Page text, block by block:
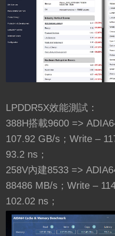
LPDDR5X效能測試：
388H搭載9600 =>
107.92 GB/s；Write –
93.2 ns；
258V內建8533 =>
88486 MB/s；Write –
102.02 ns；